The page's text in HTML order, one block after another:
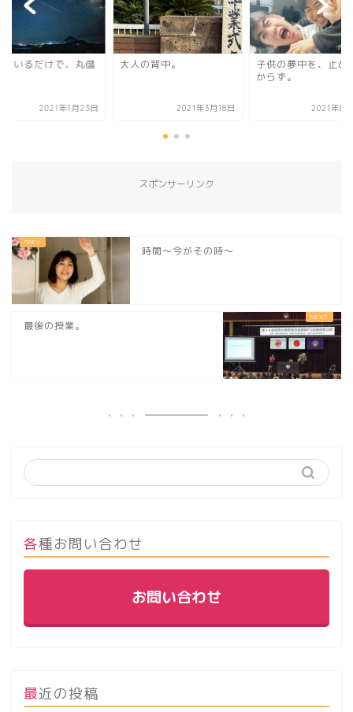
の背中。
2021年3月18日
子供の夢中を、止めるべ
2021年8月28日
生きているだけで、
け。
2021年1
スポンサーリンク
時間〜今がその時〜
最後の授業。
各種お問い合わせ
お問い合わせ
最近の投稿